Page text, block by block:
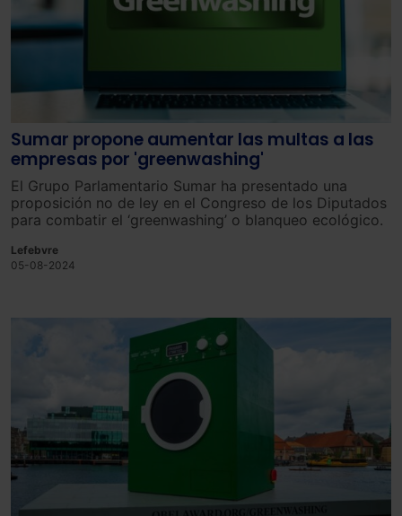
Sumar propone aumentar las multas a las
empresas por 'greenwashing'
El Grupo Parlamentario Sumar ha presentado una
proposición no de ley en el Congreso de los Diputados
para combatir el ‘greenwashing’ o blanqueo ecológico.
Lefebvre
05-08-2024